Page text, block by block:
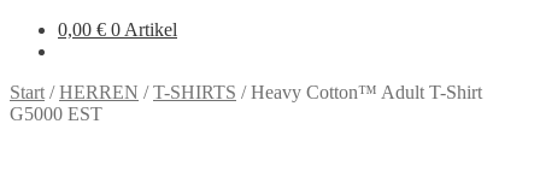
0,00 € 0 Artikel
Start /HERREN /T-SHIRTS /Heavy Cotton™ Adult T-Shirt
G5000 EST